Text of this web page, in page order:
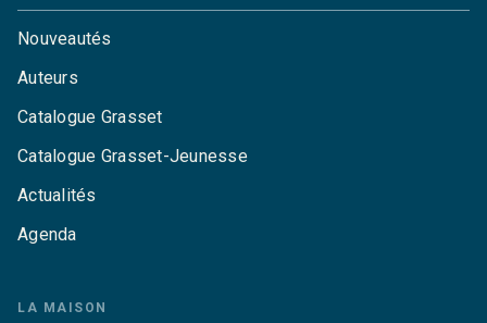
Nouveautés
Auteurs
Catalogue Grasset
Catalogue Grasset-Jeunesse
Actualités
Agenda
LA MAISON